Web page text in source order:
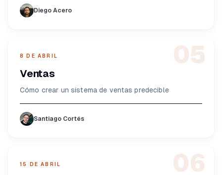
Diego Acero
05
8 DE ABRIL
Ventas
Cómo crear un sistema de ventas predecible
Santiago Cortés
06
15 DE ABRIL